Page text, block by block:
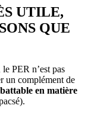
UTILE,
QUE
PER n’est pas
un complément de
en matière